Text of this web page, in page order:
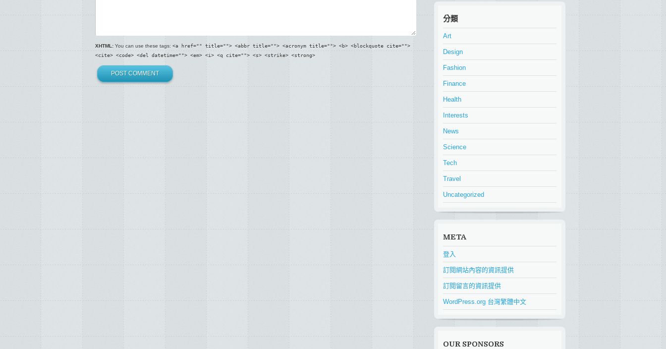
XHTML: You can use these tags: <a href="" title=""> <abbr title=""> <acronym title=""> <b> <blockquote cite="">
<cite> <code> <del datetime=""> <em> <i> <q cite=""> <s> <strike> <strong>
分類
Art
Design
Fashion
Finance
Health
Interests
News
Science
Tech
Travel
Uncategorized
META
登入
訂閱網站內容的資訊提供
訂閱留言的資訊提供
WordPress.org 台灣繁體中文
OUR SPONSORS